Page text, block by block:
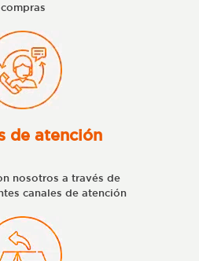
compras
de atención
nosotros a través de
canales de atención